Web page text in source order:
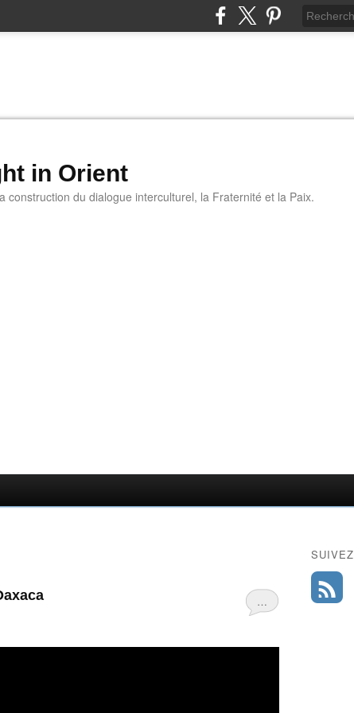
in Orient
construction du dialogue interculturel, la Fraternité et la Paix.
…